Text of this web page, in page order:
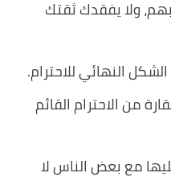
ولا يفقدك ثقتك
النهائي للاحترام.
من الاحترام القائم
مع بعض الناس لا